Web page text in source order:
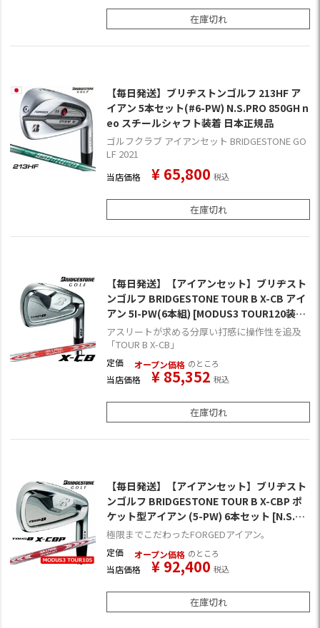
在庫切れ
【毎日発送】ブリヂストンゴルフ 213HF ア
イアン 5本セット(#6-PW) N.S.PRO 850GH n
eo スチールシャフト装着 日本正規品
ゴルフクラブ アイアンセット BRIDGESTONE GO
LF 2021
当店価格 ¥ 65,800 税込
在庫切れ
【毎日発送】【アイアンセット】ブリヂスト
ンゴルフ BRIDGESTONE TOUR B X-CB アイ
アン 5I-PW(6本組) [MODUS3 TOUR120装
着] (日本正規品)
アスリートが求める分厚い打感に操作性を追及
「TOUR B X-CB」
定価 オープン価格 のところ
当店価格 ¥ 85,352 税込
在庫切れ
【毎日発送】【アイアンセット】ブリヂスト
ンゴルフ BRIDGESTONE TOUR B X-CBP ポ
ケット型アイアン (5-PW) 6本セット [N.S.PR
O MODUS3 TOUR105スチール装着] (日本正
規品)
極限までこだわったFORGEDアイアン。
定価 オープン価格 のところ
当店価格 ¥ 92,400 税込
在庫切れ